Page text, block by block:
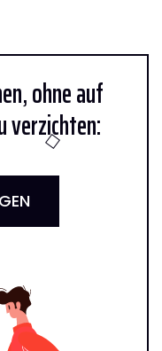
ohne auf
verzichten: